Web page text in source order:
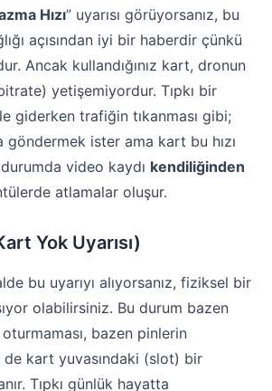
Hızı” uyarısı görüyorsanız, bu
açısından iyi bir haberdir çünkü
Ancak kullandığınız kart, dronun
yetişemiyordur. Tıpkı bir
giderken trafiğin tıkanması gibi;
ister ama kart bu hızı
video kaydı kendiliğinden
atlamalar oluşur.
Yok Uyarısı)
bu uyarıyı alıyorsanız, fiziksel bir
olabilirsiniz. Bu durum bazen
bazen pinlerin
de kart yuvasındaki (slot) bir
Tıpkı günlük hayatta